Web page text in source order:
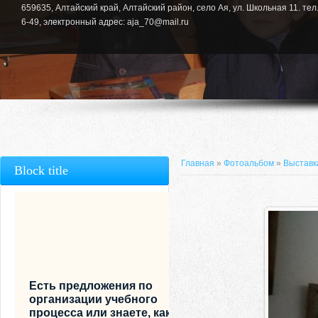
659635, Алтайский край, Алтайский район, село Ая, ул. Школьная 11.
6-49, электронный адрес: aja_70@mail.ru
Главная » Фотоальбом »
Block title
Есть предложения по
организации учебного
процесса или знаете, как